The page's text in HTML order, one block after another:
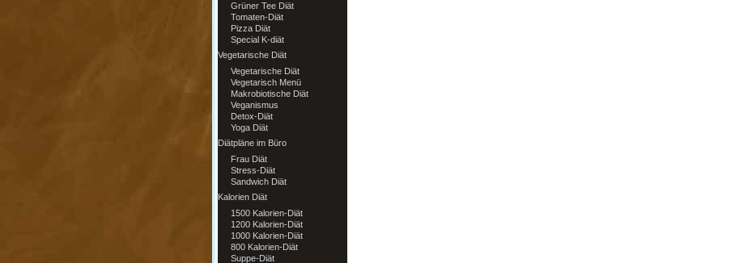
Grüner Tee Diät
Tomaten-Diät
Pizza Diät
Special K-diät
Vegetarische Diät
Vegetarische Diät
Vegetarisch Menü
Makrobiotische Diät
Veganismus
Detox-Diät
Yoga Diät
Diätpläne im Büro
Frau Diät
Stress-Diät
Sandwich Diät
Kalorien Diät
1500 Kalorien-Diät
1200 Kalorien-Diät
1000 Kalorien-Diät
800 Kalorien-Diät
Suppe-Diät